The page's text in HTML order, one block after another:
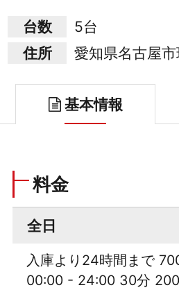
台数
5台
住所
愛知県名古屋
基本情報
料金
全日
入庫より24時間まで
00:00 - 24:00 30分